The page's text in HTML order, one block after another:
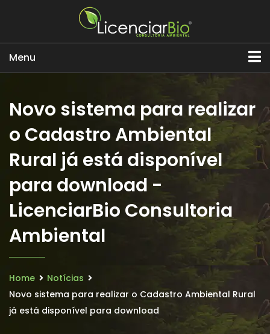
Menu
Novo sistema para realizar
o Cadastro Ambiental
Rural já está disponível
para download -
LicenciarBio Consultoria
Ambiental
Home
Notícias
Novo sistema para realizar o Cadastro Ambiental Rural
já está disponível para download